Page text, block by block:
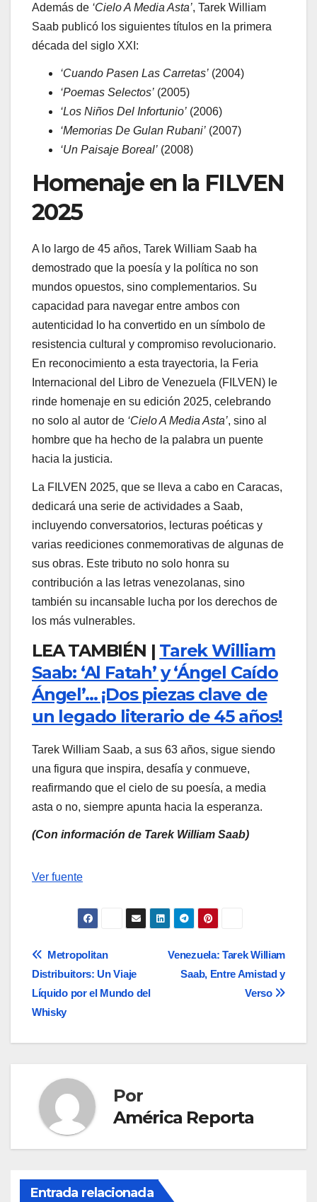
Además de ‘Cielo A Media Asta’, Tarek William
Saab publicó los siguientes títulos en la primera
década del siglo XXI:
‘Cuando Pasen Las Carretas’ (2004)
‘Poemas Selectos’ (2005)
‘Los Niños Del Infortunio’ (2006)
‘Memorias De Gulan Rubani’ (2007)
‘Un Paisaje Boreal’ (2008)
Homenaje en la FILVEN
2025
A lo largo de 45 años, Tarek William Saab ha
demostrado que la poesía y la política no son
mundos opuestos, sino complementarios. Su
capacidad para navegar entre ambos con
autenticidad lo ha convertido en un símbolo de
resistencia cultural y compromiso revolucionario.
En reconocimiento a esta trayectoria, la Feria
Internacional del Libro de Venezuela (FILVEN) le
rinde homenaje en su edición 2025, celebrando
no solo al autor de ‘Cielo A Media Asta’, sino al
hombre que ha hecho de la palabra un puente
hacia la justicia.
La FILVEN 2025, que se lleva a cabo en Caracas,
dedicará una serie de actividades a Saab,
incluyendo conversatorios, lecturas poéticas y
varias reediciones conmemorativas de algunas de
sus obras. Este tributo no solo honra su
contribución a las letras venezolanas, sino
también su incansable lucha por los derechos de
los más vulnerables.
LEA TAMBIÉN | Tarek William
Saab: ‘Al Fatah’ y ‘Ángel Caído
Ángel’… ¡Dos piezas clave de
un legado literario de 45 años!
Tarek William Saab, a sus 63 años, sigue siendo
una figura que inspira, desafía y conmueve,
reafirmando que el cielo de su poesía, a media
asta o no, siempre apunta hacia la esperanza.
(Con información de Tarek William Saab)
Navegación
entradas
Ver fuente
Navegación
de
entradas
Venezuela: Tarek William
Saab, Entre Amistad y
Verso
Metropolitan
Distribuitors: Un Viaje
Líquido por el Mundo del
Whisky
Por
América Reporta
Entrada relacionada